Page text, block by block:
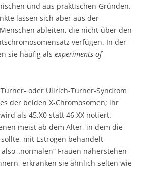
und aus praktischen Gründen.
lassen sich aber aus der
ableiten, die nicht über den
verfügen. In der
sie häufig als experiments of
oder Ullrich-Turner-Syndrom
der beiden X-Chromosomen; ihr
als 45,X0 statt 46,XX notiert.
meist ab dem Alter, in dem die
mit Estrogen behandelt
„normalen“ Frauen näherstehen
erkranken sie ähnlich selten wie